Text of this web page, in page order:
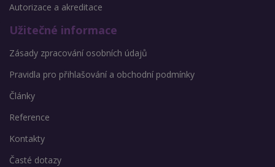
Autorizace a akreditace
Užitečné informace
Zásady zpracování osobních údajů
Pravidla pro přihlašování a obchodní podmínky
Články
Reference
Kontakty
Časté dotazy